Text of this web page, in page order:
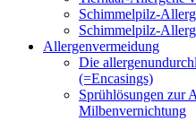
Schimmelpilz-
Schimmelpilz-
Allergenvermeidung
Die
(=Encasings)
Sprühlösungen zur
Milbenvernichtung